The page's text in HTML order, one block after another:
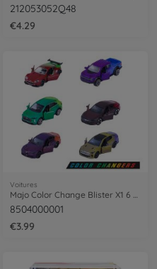
212053052Q48
€4.29
Voitures
Majo Color Change Blister X1 6 Asst
8504000001
€3.99